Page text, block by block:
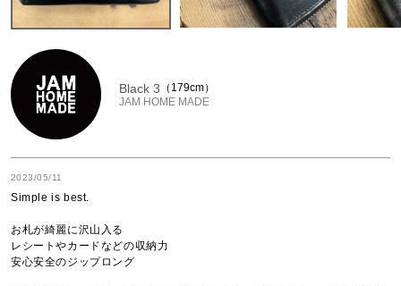
Black 3
JAM HOME MADE
179cm
2023/05/11
Simple is best.
お札が綺麗に沢山入る
レシートやカードなどの収納力
安心安全のジップロング